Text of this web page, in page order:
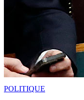
POLITIQUE